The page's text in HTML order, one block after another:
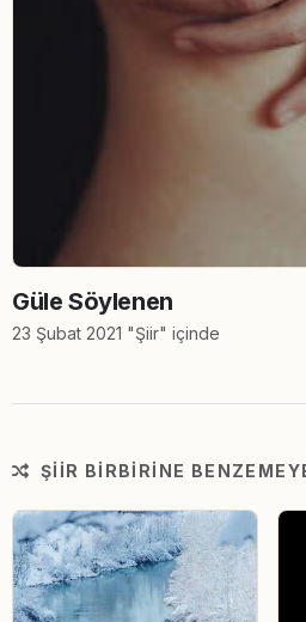
Güle Söylenen
23 Şubat 2021 "Şiir" içinde
ŞIIR BIRBIRINE